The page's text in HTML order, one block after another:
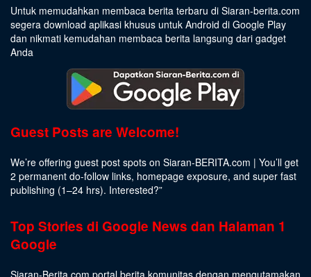
Untuk memudahkan membaca berita terbaru di Siaran-berita.com
segera download aplikasi khusus untuk Android di Google Play
dan nikmati kemudahan membaca berita langsung dari gadget
Anda
Guest Posts are Welcome!
We’re offering guest post spots on Siaran-BERITA.com | You’ll get
2 permanent do-follow links, homepage exposure, and super fast
publishing (1–24 hrs). Interested?”
Top Stories di Google News dan Halaman 1
Google
Siaran-Berita.com portal berita komunitas dengan mengutamakan